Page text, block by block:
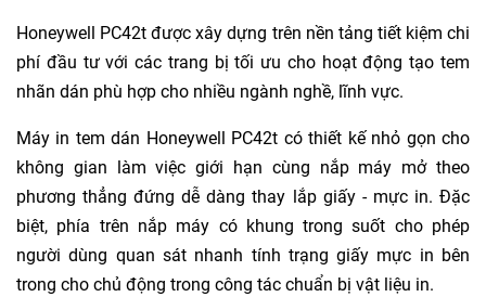
Honeywell PC42t được xây dựng trên nền tảng tiết kiệm chi
phí đầu tư với các trang bị tối ưu cho hoạt động tạo tem
nhãn dán phù hợp cho nhiều ngành nghề, lĩnh vực.
Máy in tem dán Honeywell PC42t có thiết kế nhỏ gọn cho
không gian làm việc giới hạn cùng nắp máy mở theo
phương thẳng đứng dễ dàng thay lắp giấy - mực in. Đặc
biệt, phía trên nắp máy có khung trong suốt cho phép
người dùng quan sát nhanh tính trạng giấy mực in bên
trong cho chủ động trong công tác chuẩn bị vật liệu in.